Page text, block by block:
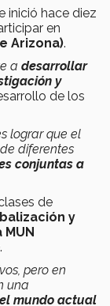
inició hace diez
en
Arizona).
a desarrollar
y
de los
lograr que el
diferentes
conjuntas a
de
y
pero en
una
mundo actual